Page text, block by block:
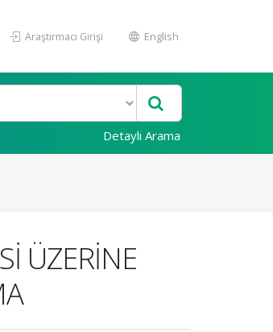
Araştırmacı Girişi English
Detaylı Arama
ÜZERİNE